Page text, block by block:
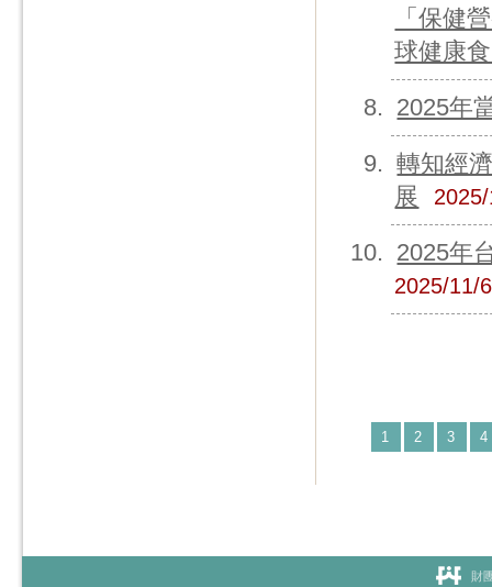
「保健
球健康
2025年
轉知經
展
2025年
2025/11/6
1 2 3 4
財